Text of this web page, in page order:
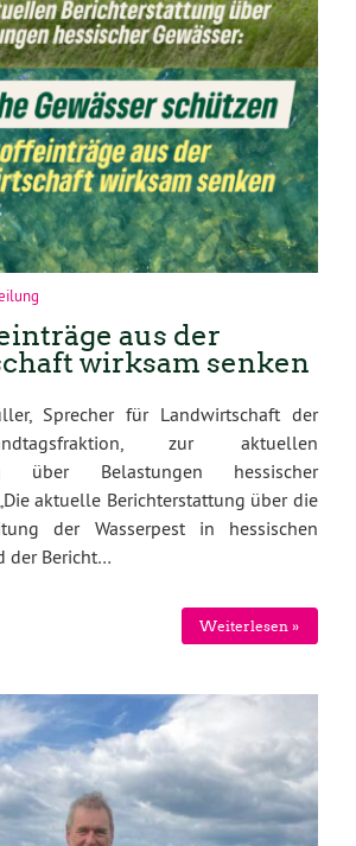
aus der
wirksam senken
Sprecher für Landwirtschaft der
zur aktuellen
über Belastungen hessischer
aktuelle Berichterstattung über die
der Wasserpest in hessischen
der Bericht…
Weiterlesen »